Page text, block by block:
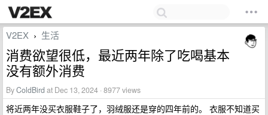
V2EX › 生活
消费欲望很低，最近两年除了吃喝基本
没有额外消费
ByColdBird at Dec 13, 2024 · 8977 views
将近两年没买衣服鞋子了，羽绒服还是穿的四年前的。 衣服不知道买